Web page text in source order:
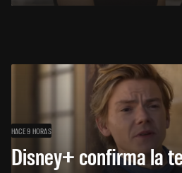
HACE 9 HORAS
Disney+ confirma la